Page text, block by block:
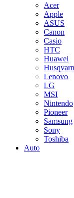
Acer
Apple
ASUS
Canon
Casio
HTC
Huawei
Lenovo
LG
MSI
Nintendo
Pioneer
Samsung
Sony
Toshiba
Auto